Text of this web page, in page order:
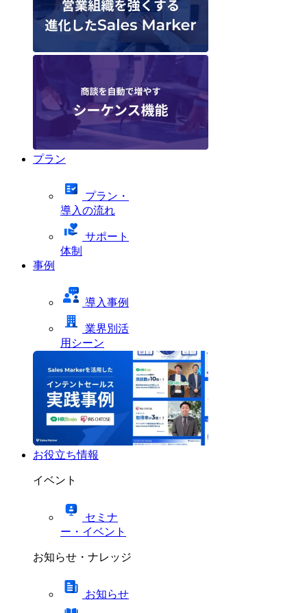
プラン
プラン・
導入の流れ
サポート
体制
事例
導入事例
業界別活
用シーン
お役立ち情報
イベント
セミナ
ー・イベント
お知らせ・ナレッジ
お知らせ